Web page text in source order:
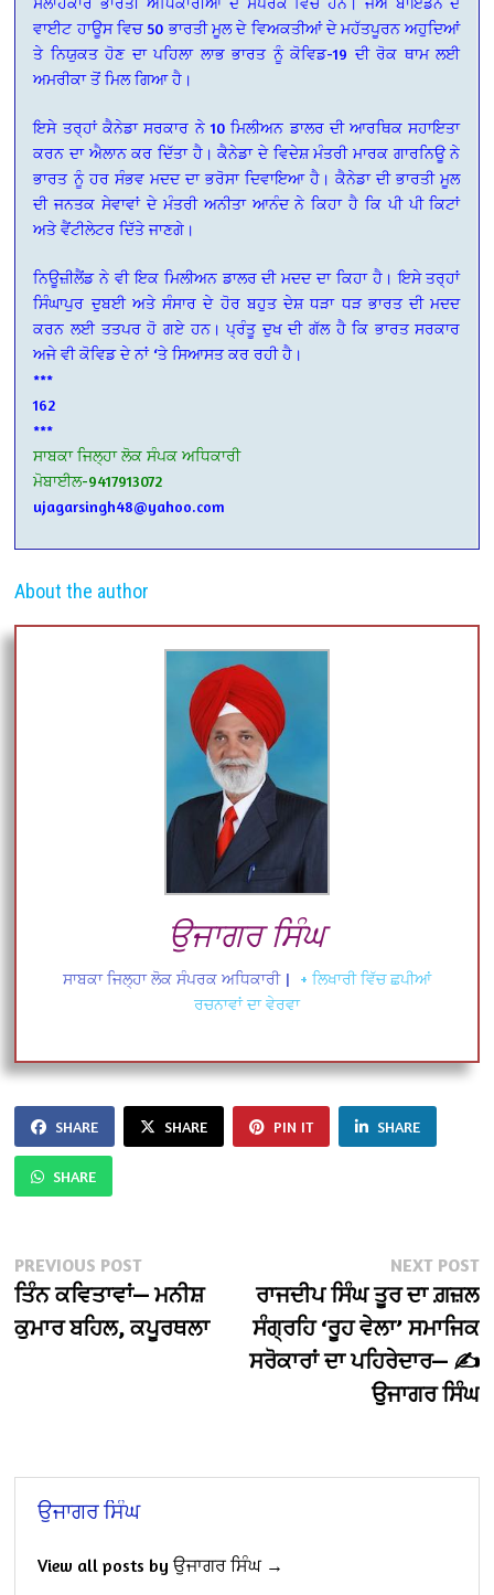
ਵਾਈਟ ਹਾਊਸ ਵਿਚ 50 ਭਾਰਤੀ ਮੂਲ ਦੇ ਵਿਅਕਤੀਆਂ ਦੇ ਮਹੱਤਪੂਰਨ ਅਹੁਦਿਆਂ
ਤੇ ਨਿਯੁਕਤ ਹੋਣ ਦਾ ਪਹਿਲਾ ਲਾਭ ਭਾਰਤ ਨੂੰ ਕੋਵਿਡ-19 ਦੀ ਰੋਕ ਥਾਮ ਲਈ
ਅਮਰੀਕਾ ਤੋਂ ਮਿਲ ਗਿਆ ਹੈ।
ਇਸੇ ਤਰ੍ਹਾਂ ਕੈਨੇਡਾ ਸਰਕਾਰ ਨੇ 10 ਮਿਲੀਅਨ ਡਾਲਰ ਦੀ ਆਰਥਿਕ ਸਹਾਇਤਾ
ਕਰਨ ਦਾ ਐਲਾਨ ਕਰ ਦਿੱਤਾ ਹੈ। ਕੈਨੇਡਾ ਦੇ ਵਿਦੇਸ਼ ਮੰਤਰੀ ਮਾਰਕ ਗਾਰਨਿਊ ਨੇ
ਭਾਰਤ ਨੂੰ ਹਰ ਸੰਭਵ ਮਦਦ ਦਾ ਭਰੋਸਾ ਦਿਵਾਇਆ ਹੈ। ਕੈਨੇਡਾ ਦੀ ਭਾਰਤੀ ਮੂਲ
ਦੀ ਜਨਤਕ ਸੇਵਾਵਾਂ ਦੇ ਮੰਤਰੀ ਅਨੀਤਾ ਆਨੰਦ ਨੇ ਕਿਹਾ ਹੈ ਕਿ ਪੀ ਪੀ ਕਿਟਾਂ
ਅਤੇ ਵੈਂਟੀਲੇਟਰ ਦਿੱਤੇ ਜਾਣਗੇ।
ਨਿਊਜ਼ੀਲੈਂਡ ਨੇ ਵੀ ਇਕ ਮਿਲੀਅਨ ਡਾਲਰ ਦੀ ਮਦਦ ਦਾ ਕਿਹਾ ਹੈ। ਇਸੇ ਤਰ੍ਹਾਂ
ਸਿੰਘਾਪੁਰ ਦੁਬਈ ਅਤੇ ਸੰਸਾਰ ਦੇ ਹੋਰ ਬਹੁਤ ਦੇਸ਼ ਧੜਾ ਧੜ ਭਾਰਤ ਦੀ ਮਦਦ
ਕਰਨ ਲਈ ਤਤਪਰ ਹੋ ਗਏ ਹਨ। ਪ੍ਰੰਤੂ ਦੁਖ ਦੀ ਗੱਲ ਹੈ ਕਿ ਭਾਰਤ ਸਰਕਾਰ
ਅਜੇ ਵੀ ਕੋਵਿਡ ਦੇ ਨਾਂ ‘ਤੇ ਸਿਆਸਤ ਕਰ ਰਹੀ ਹੈ।
***
162
***
ਸਾਬਕਾ ਜਿਲ੍ਹਾ ਲੋਕ ਸੰਪਕ ਅਧਿਕਾਰੀ
ਮੋਬਾਈਲ-9417913072
ujagarsingh48@yahoo.com
About the author
ਉਜਾਗਰ ਸਿੰਘ
ਸਾਬਕਾ ਜਿਲ੍ਹਾ ਲੋਕ ਸੰਪਰਕ ਅਧਿਕਾਰੀ |
+ ਲਿਖਾਰੀ ਵਿੱਚ ਛਪੀਆਂ
ਰਚਨਾਵਾਂ ਦਾ ਵੇਰਵਾ
SHARE SHARE PIN IT SHARE
SHARE
Post
navigation
PREVIOUS POSTPrevious
post:
ਤਿੰਨ ਕਵਿਤਾਵਾਂ— ਮਨੀਸ਼
ਕੁਮਾਰ ਬਹਿਲ, ਕਪੂਰਥਲਾ
NEXT POST
ਰਾਜਦੀਪ ਸਿੰਘ ਤੂਰ ਦਾ ਗ਼ਜ਼ਲ
ਸੰਗ੍ਰਹਿ ‘ਰੂਹ ਵੇਲਾ’ ਸਮਾਜਿਕ
ਸਰੋਕਾਰਾਂ ਦਾ ਪਹਿਰੇਦਾਰ— ✍️
ਉਜਾਗਰ ਸਿੰਘ
ਉਜਾਗਰ ਸਿੰਘ
View all posts by ਉਜਾਗਰ ਸਿੰਘ →